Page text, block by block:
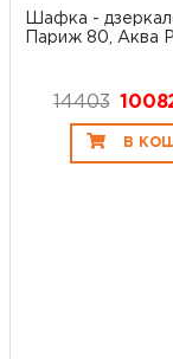
Шафка -
Париж 80, Аква
14403
В